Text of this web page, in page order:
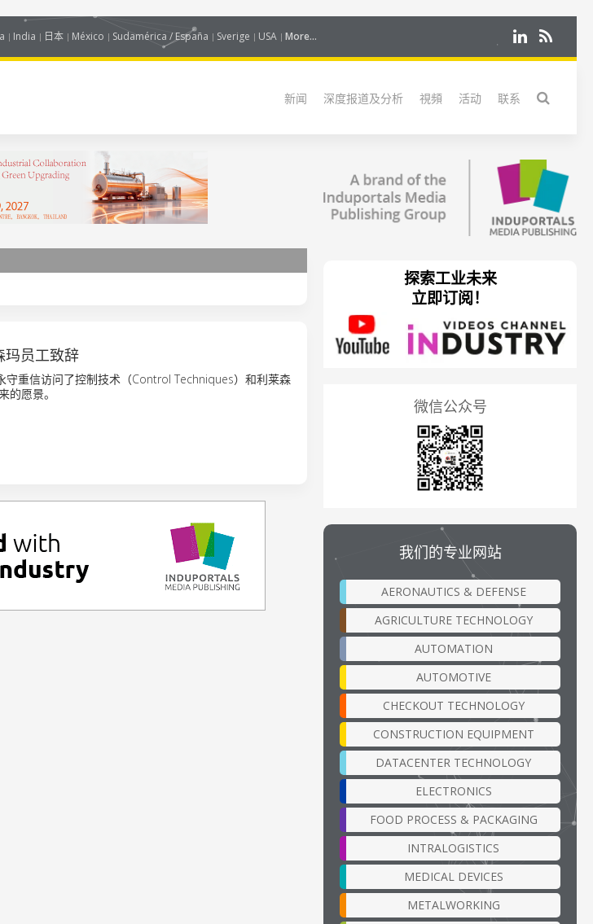
India 日本 México Sudamérica / España Sverige USA More...
新闻 深度报道及分析 視頻 活动 联系
玛员工致辞
守重信访问了控制技术（Control Techniques）和利莱森
愿景。
探索工业未来
立即订阅！
微信公众号
我们的专业网站
AERONAUTICS & DEFENSE
AGRICULTURE TECHNOLOGY
AUTOMATION
AUTOMOTIVE
CHECKOUT TECHNOLOGY
CONSTRUCTION EQUIPMENT
DATACENTER TECHNOLOGY
ELECTRONICS
FOOD PROCESS & PACKAGING
INTRALOGISTICS
MEDICAL DEVICES
METALWORKING